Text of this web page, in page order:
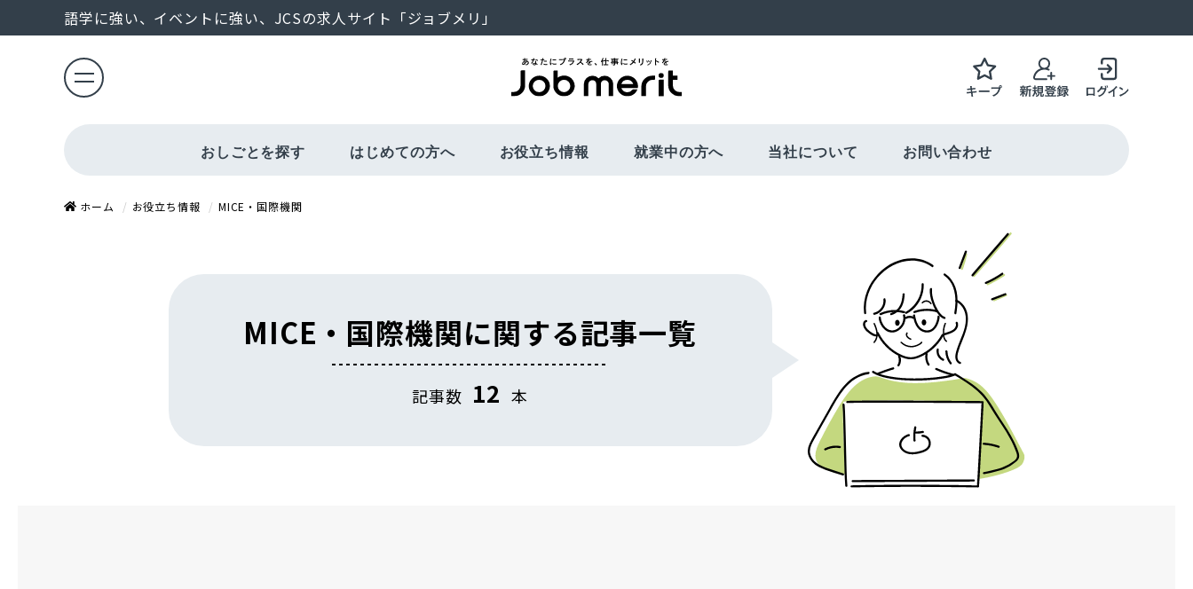
語学に強い、イベントに強い、JCSの求人サイト「ジョブメリ」
おしごとを探す はじめての方へ
エントリーからお仕事開始まで
お役立ち情報 就業中の方へ
給与・勤怠管理
当社について お問い合わせ
ホーム お役立ち情報 MICE・国際機関
MICE・国際機関に関する記事一覧
記事数 12 本